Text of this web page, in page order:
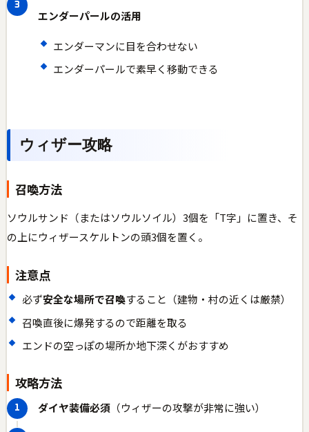
エンダーパールの活用
エンダーマンに目を合わせない
エンダーパールで素早く移動できる
ウィザー攻略
召喚方法
ソウルサンド（またはソウルソイル）3個を「T字」に置き、そ
の上にウィザースケルトンの頭3個を置く。
注意点
必ず安全な場所で召喚すること（建物・村の近くは厳禁）
召喚直後に爆発するので距離を取る
エンドの空っぽの場所か地下深くがおすすめ
攻略方法
ダイヤ装備必須 （ウィザーの攻撃が非常に強い）